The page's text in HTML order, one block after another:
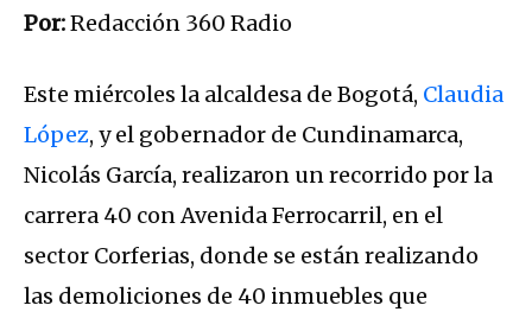
Por:Redacción 360 Radio
Este miércoles la alcaldesa de Bogotá, Claudia
López, y el gobernador de Cundinamarca,
Nicolás García, realizaron un recorrido por la
carrera 40 con Avenida Ferrocarril, en el
sector Corferias, donde se están realizando
las demoliciones de 40 inmuebles que